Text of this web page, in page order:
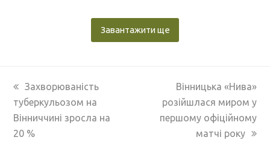
Завантажити ще
previous
post:
Захворюваність
туберкульозом на
Вінниччині зросла на
20 %
next
post:
Вінницька «Нива»
розійшлася миром у
першому офіційному
матчі року